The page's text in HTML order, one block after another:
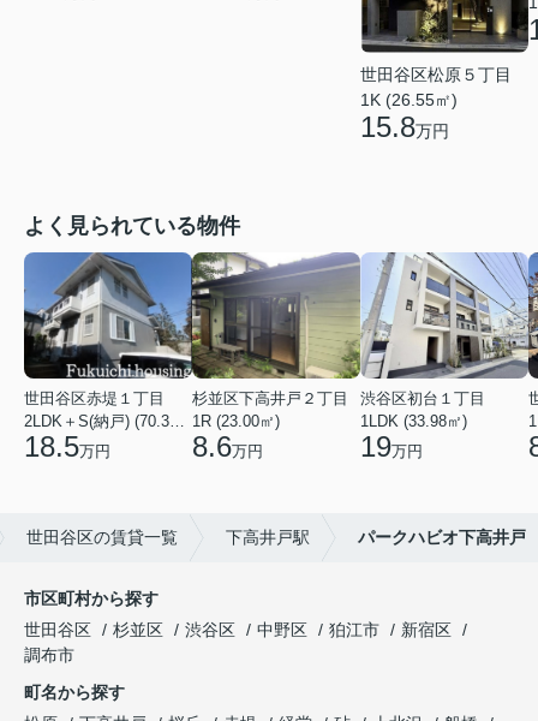
世田谷区松原５丁目
1K (26.55㎡)
15.8万円
よく見られている物件
世田谷区赤堤１丁目
2LDK＋S(納戸) (70.38㎡)
18.5万円
杉並区下高井戸２丁目
1R (23.00㎡)
8.6万円
渋谷区初台１丁目
1LDK (33.98㎡)
19万円
世田谷区の賃貸一覧 下高井戸駅 パークハビオ下高井戸
市区町村から探す
世田谷区
杉並区 渋谷区 中野区 狛江市
新宿区
調布市
町名から探す